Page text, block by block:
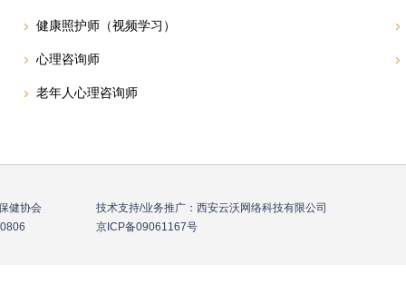
健康照护师（视频学习）
心理咨询师
老年人心理咨询师
保健协会 技术支持/业务推广：西安云沃网络科技有限公司
836-0806 京ICP备09061167号